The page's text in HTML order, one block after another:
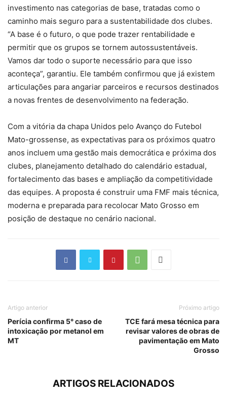
investimento nas categorias de base, tratadas como o
caminho mais seguro para a sustentabilidade dos clubes.
“A base é o futuro, o que pode trazer rentabilidade e
permitir que os grupos se tornem autossustentáveis.
Vamos dar todo o suporte necessário para que isso
aconteça”, garantiu. Ele também confirmou que já existem
articulações para angariar parceiros e recursos destinados
a novas frentes de desenvolvimento na federação.
Com a vitória da chapa Unidos pelo Avanço do Futebol
Mato-grossense, as expectativas para os próximos quatro
anos incluem uma gestão mais democrática e próxima dos
clubes, planejamento detalhado do calendário estadual,
fortalecimento das bases e ampliação da competitividade
das equipes. A proposta é construir uma FMF mais técnica,
moderna e preparada para recolocar Mato Grosso em
posição de destaque no cenário nacional.
Artigo anterior
Perícia confirma 5° caso de
intoxicação por metanol em
MT
Próximo artigo
TCE fará mesa técnica para
revisar valores de obras de
pavimentação em Mato
Grosso
ARTIGOS RELACIONADOS